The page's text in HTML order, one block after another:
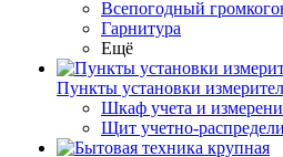
Всепогодный
Гарнитура
Ещё
Пункты установки
Шкаф учета и
Щит учетно-